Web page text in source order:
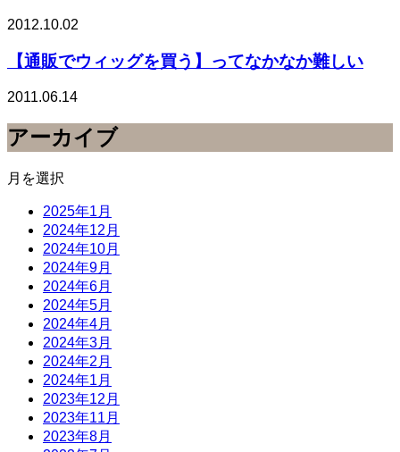
2012.10.02
【通販でウィッグを買う】ってなかなか難しい
2011.06.14
アーカイブ
月を選択
2025年1月
2024年12月
2024年10月
2024年9月
2024年6月
2024年5月
2024年4月
2024年3月
2024年2月
2024年1月
2023年12月
2023年11月
2023年8月